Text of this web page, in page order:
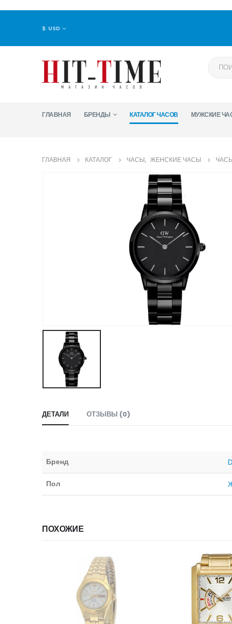
$ USD
ГЛАВНАЯ БРЕНДЫ КАТАЛОГ ЧАСОВ МУЖСКИЕ
ГЛАВНАЯ КАТАЛОГ ЧАСЫ, ЖЕНСКИЕ ЧАСЫ ЧАСЫ
ДЕТАЛИ ОТЗЫВЫ (0)
Бренд
Пол
ПОХОЖИЕ